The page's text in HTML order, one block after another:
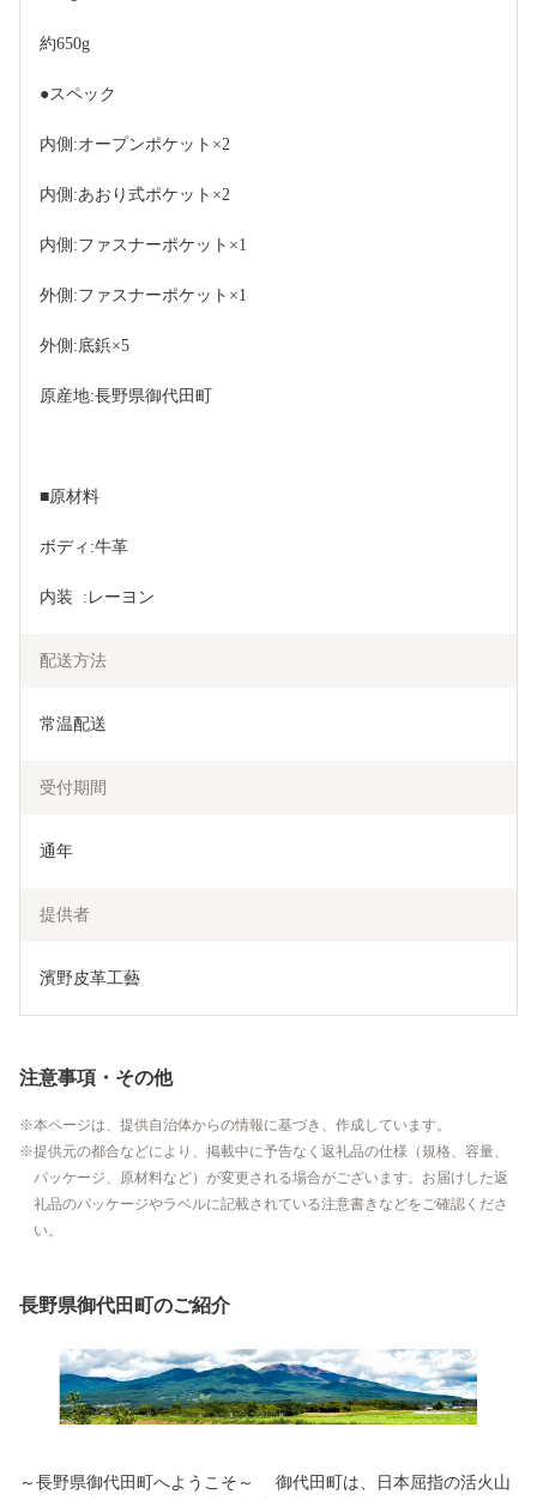
約650g
●スペック
内側:オープンポケット×2
内側:あおり式ポケット×2
内側:ファスナーポケット×1
外側:ファスナーポケット×1
外側:底鋲×5
原産地:長野県御代田町
■原材料
ボディ:牛革
内装  :レーヨン
配送方法
常温配送
受付期間
通年
提供者
濱野皮革工藝
注意事項・その他
本ページは、提供自治体からの情報に基づき、作成しています。
提供元の都合などにより、掲載中に予告なく返礼品の仕様（規格、容量、
パッケージ、原材料など）が変更される場合がございます。お届けした返
礼品のパッケージやラベルに記載されている注意書きなどをご確認くださ
い。
長野県御代田町のご紹介
～長野県御代田町へようこそ～ 御代田町は、日本屈指の活火山